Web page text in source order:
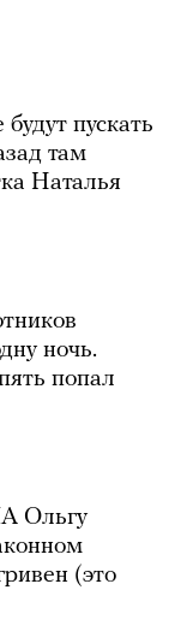
пускать
там
Наталья
ночь.
попал
Ольгу
(это